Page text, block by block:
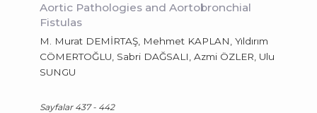
Aortic Pathologies and Aortobronchial
Fistulas
M. Murat DEMİRTAŞ, Mehmet KAPLAN, Yıldırım
CÖMERTOĞLU, Sabri DAĞSALI, Azmi ÖZLER, Ulu
SUNGU
Sayfalar 437 - 442